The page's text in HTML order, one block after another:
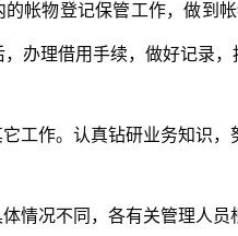
帐物登记保管工作，做到
办理借用手续，做好记录，
工作。认真钻研业务知识，
情况不同，各有关管理人